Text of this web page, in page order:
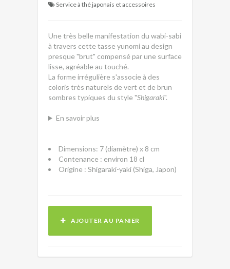
Service à thé japonais et accessoires
Une très belle manifestation du wabi-sabi
à travers cette tasse yunomi au design
presque "brut" compensé par une surface
lisse, agréable au touché.
La forme irrégulière s'associe à des
coloris très naturels de vert et de brun
sombres typiques du style "Shigaraki".
En savoir plus
Dimensions: 7 (diamètre) x 8 cm
Contenance : environ 18 cl
Origine : Shigaraki-yaki (Shiga, Japon)
AJOUTER AU PANIER